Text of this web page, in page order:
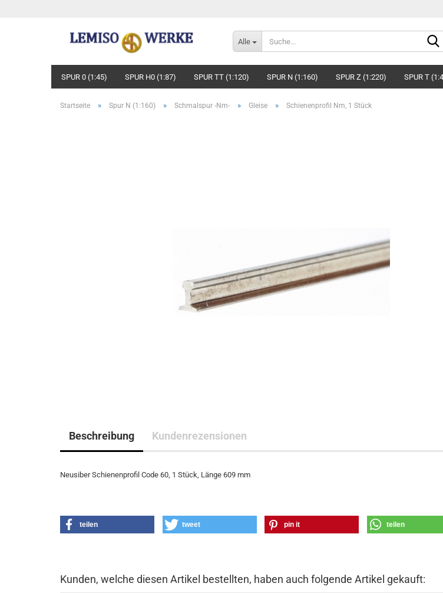
Alle
SPUR 0 (1:45) SPUR H0 (1:87) SPUR TT (1:120) SPUR N (1:160) SPUR Z (1:220) SPUR T
Startseite » Spur N (1:160) » Schmalspur -Nm- » Gleise » Schienenprofil Nm, 1 Stück
Beschreibung Kundenrezensionen
Neusiber Schienenprofil Code 60, 1 Stück, Länge 609 mm
teilen tweet pin it teilen
Kunden, welche diesen Artikel bestellten, haben auch folgende Artikel gekauft: